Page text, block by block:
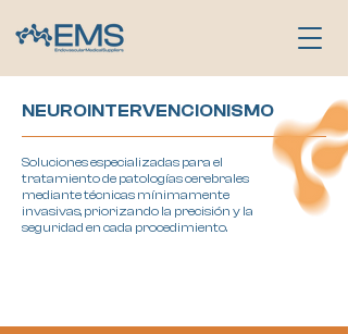
NEUROINTERVENCIONISMO
Soluciones especializadas para el
tratamientode patologías cerebrales
mediante técnicas mínimamente
invasivas, priorizando la precisión y la
seguridad en cada procedimiento.